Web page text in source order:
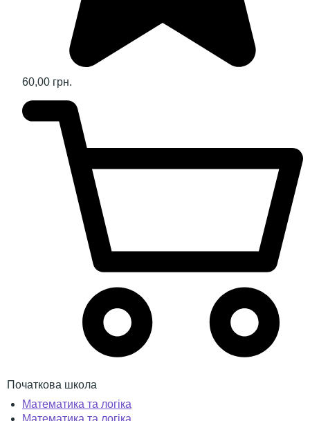
60,00 грн.
Початкова школа
Математика та логіка
Математика та логіка